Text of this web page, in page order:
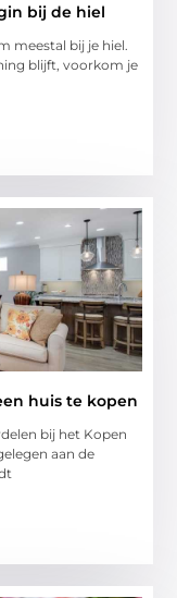
bij de hiel
meestal bij je hiel.
blijft, voorkom je
huis te kopen
bij het Kopen
aan de